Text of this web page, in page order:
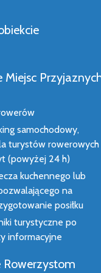
Miejsc
samochodowy,
turystów rowerowych
(powyżej 24 h)
kuchennego lub
na
posiłku
turystyczne po
informacyjne
Rowerzystom